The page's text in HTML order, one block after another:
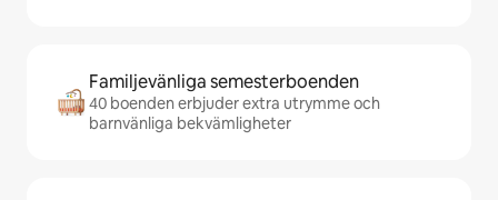
Familjevänliga semesterboenden
40 boenden erbjuder extra utrymme och
barnvänliga bekvämligheter